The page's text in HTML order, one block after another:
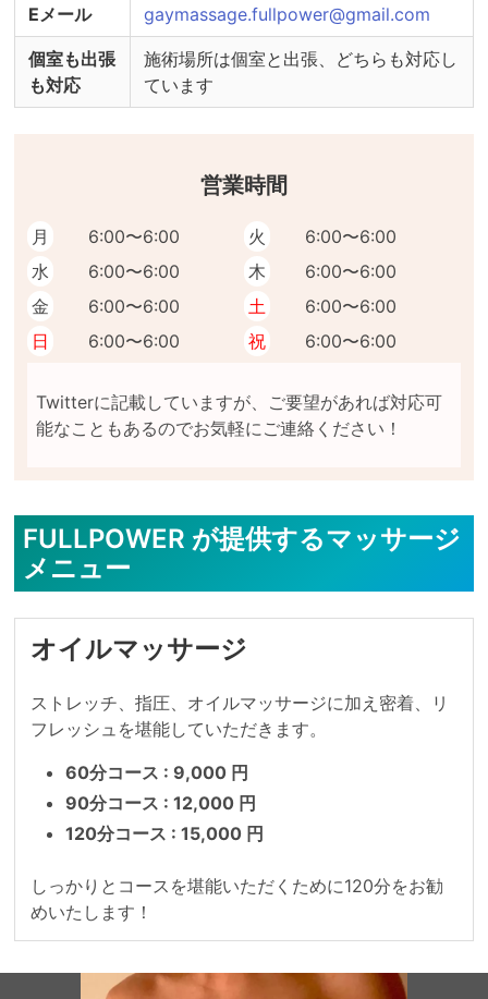
Eメール gaymassage.fullpower@gmail.com
個室も出張
も対応
施術場所は個室と出張、どちらも対応し
ています
営業時間
月 6:00〜6:00 火
6:00〜6:00
水
6:00〜6:00 木
6:00〜6:00
金
6:00〜6:00 土
6:00〜6:00
日
6:00〜6:00 祝 6:00〜6:00
Twitterに記載していますが、ご要望があれば対応可
FULLPOWER が提供するマッサージ
メニュー
オイルマッサージ
ストレッチ、指圧、オイルマッサージに加え密着、リ
フレッシュを堪能していただきます。
60分コース : 9,000 円
90分コース : 12,000 円
120分コース : 15,000 円
しっかりとコースを堪能いただくために120分をお勧
めいたします！